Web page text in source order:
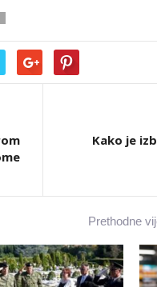
Kako je
Prethodne